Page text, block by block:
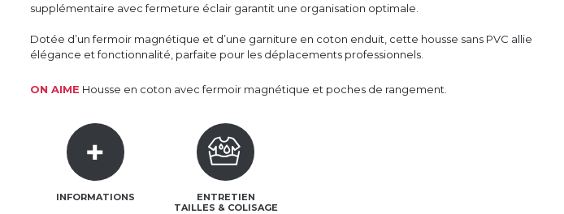
supplémentaire avec fermeture éclair garantit une organisation optimale.
Dotée d’un fermoir magnétique et d’une garniture en coton enduit, cette housse sans PVC allie
élégance et fonctionnalité, parfaite pour les déplacements professionnels.
ON AIME Housse en coton avec fermoir magnétique et poches de rangement.
INFORMATIONS
ENTRETIEN
TAILLES & COLISAGE